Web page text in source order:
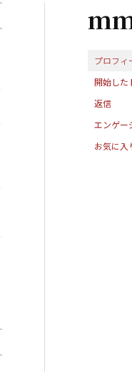
プロフィ
開始した
返信
エンゲー
お気に入